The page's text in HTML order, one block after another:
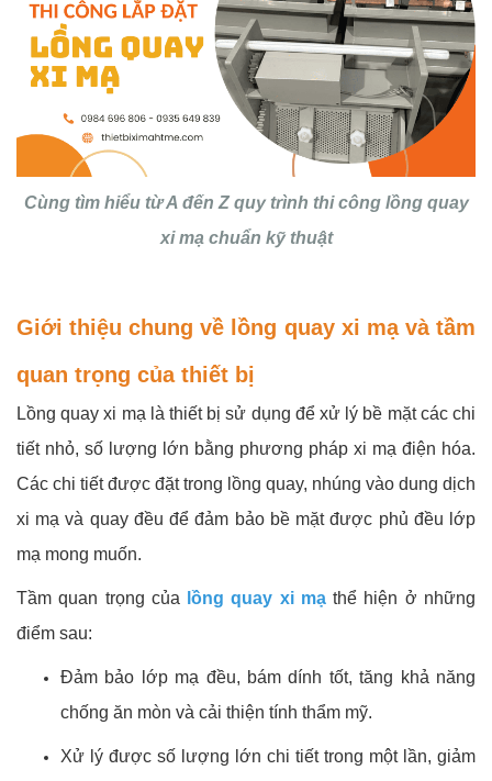
Cùng tìm hiểu từ A đến Z quy trình thi công lồng quay
xi mạ chuẩn kỹ thuật
Giới thiệu chung về lồng quay xi mạ và tầm
quan trọng của thiết bị
Lồng quay xi mạ là thiết bị sử dụng để xử lý bề mặt các chi
tiết nhỏ, số lượng lớn bằng phương pháp xi mạ điện hóa.
Các chi tiết được đặt trong lồng quay, nhúng vào dung dịch
xi mạ và quay đều để đảm bảo bề mặt được phủ đều lớp
mạ mong muốn.
Tầm quan trọng của lồng quay xi mạthể hiện ở những
điểm sau:
Đảm bảo lớp mạ đều, bám dính tốt, tăng khả năng
chống ăn mòn và cải thiện tính thẩm mỹ.
Xử lý được số lượng lớn chi tiết trong một lần, giảm